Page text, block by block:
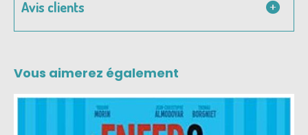
Avis clients
Vous aimerez également